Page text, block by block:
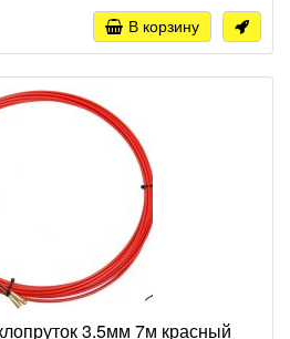
В корзину
3.5мм 7м красный